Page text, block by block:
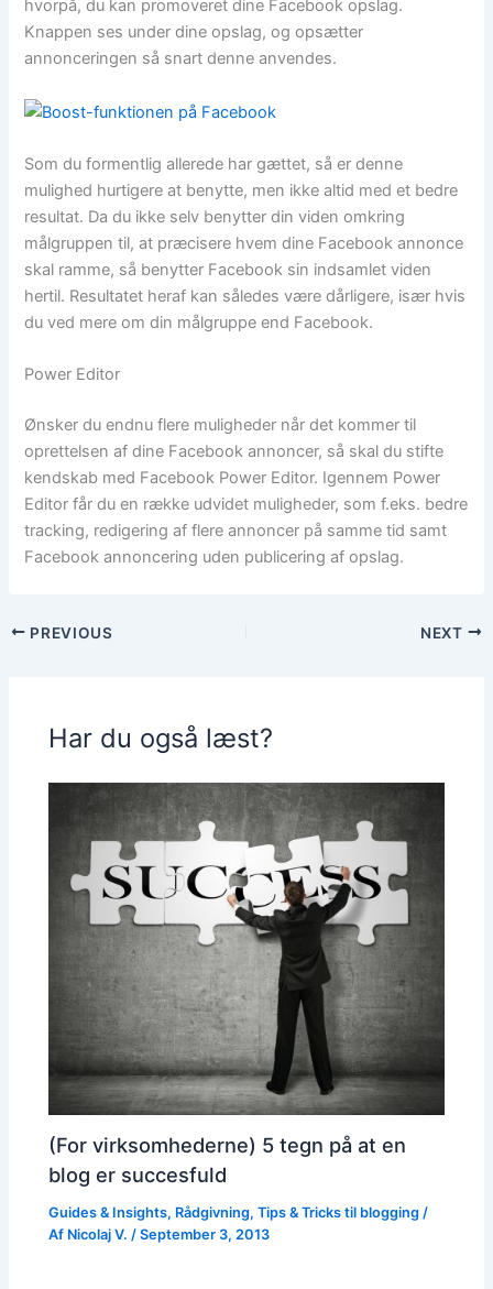
hvorpå, du kan promoveret dine Facebook opslag.
Knappen ses under dine opslag, og opsætter
annonceringen så snart denne anvendes.
Som du formentlig allerede har gættet, så er denne
mulighed hurtigere at benytte, men ikke altid med et bedre
resultat. Da du ikke selv benytter din viden omkring
målgruppen til, at præcisere hvem dine Facebook annonce
skal ramme, så benytter Facebook sin indsamlet viden
hertil. Resultatet heraf kan således være dårligere, især hvis
du ved mere om din målgruppe end Facebook.
Power Editor
Ønsker du endnu flere muligheder når det kommer til
oprettelsen af dine Facebook annoncer, så skal du stifte
kendskab med Facebook Power Editor. Igennem Power
Editor får du en række udvidet muligheder, som f.eks. bedre
tracking, redigering af flere annoncer på samme tid samt
Facebook annoncering uden publicering af opslag.
PREVIOUS NEXT
Har du også læst?
(For virksomhederne) 5 tegn på at en
blog er succesfuld
Guides & Insights, Rådgivning,Tips & Tricks til blogging /
Af Nicolaj V./September 3, 2013